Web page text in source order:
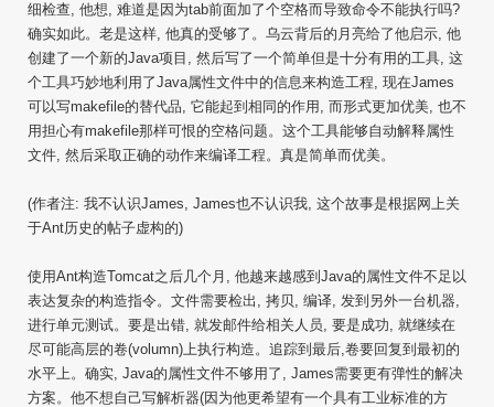
细检查, 他想, 难道是因为tab前面加了个空格而导致命令不能执行吗?
确实如此。老是这样, 他真的受够了。乌云背后的月亮给了他启示, 他
创建了一个新的Java项目, 然后写了一个简单但是十分有用的工具, 这
个工具巧妙地利用了Java属性文件中的信息来构造工程, 现在James
可以写makefile的替代品, 它能起到相同的作用, 而形式更加优美, 也不
用担心有makefile那样可恨的空格问题。这个工具能够自动解释属性
文件, 然后采取正确的动作来编译工程。真是简单而优美。
(作者注: 我不认识James, James也不认识我, 这个故事是根据网上关
于Ant历史的帖子虚构的)
使用Ant构造Tomcat之后几个月, 他越来越感到Java的属性文件不足以
表达复杂的构造指令。文件需要检出, 拷贝, 编译, 发到另外一台机器,
进行单元测试。要是出错, 就发邮件给相关人员, 要是成功, 就继续在
尽可能高层的卷(volumn)上执行构造。追踪到最后,卷要回复到最初的
水平上。确实, Java的属性文件不够用了, James需要更有弹性的解决
方案。他不想自己写解析器(因为他更希望有一个具有工业标准的方